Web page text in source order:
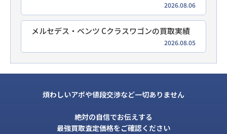
2026.08.06
メルセデス・ベンツ Cクラスワゴンの買取実績
2026.08.05
煩わしいアポや値段交渉など一切ありません
絶対の自信でお伝えする
最強買取査定価格をご確認ください